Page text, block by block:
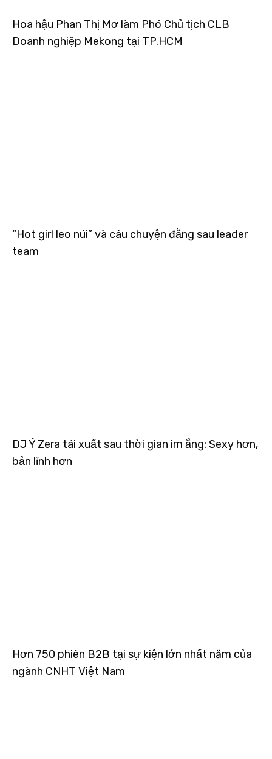
Hoa hậu Phan Thị Mơ làm Phó Chủ tịch CLB
Doanh nghiệp Mekong tại TP.HCM
“Hot girl leo núi” và câu chuyện đằng sau leader
team
DJ Ý Zera tái xuất sau thời gian im ắng: Sexy hơn,
bản lĩnh hơn
Hơn 750 phiên B2B tại sự kiện lớn nhất năm của
ngành CNHT Việt Nam